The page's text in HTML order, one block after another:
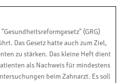
(GRG)
Das Gesetz hatte auch zum Ziel,
zu stärken. Das kleine Heft dient
als Nachweis für mindestens
beim Zahnarzt. Es soll